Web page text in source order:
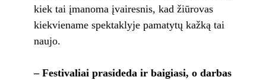
kiek tai įmanoma įvairesnis, kad žiūrovas
kiekviename spektaklyje pamatytų kažką tai
naujo.
– Festivaliai prasideda ir baigiasi, o darbas